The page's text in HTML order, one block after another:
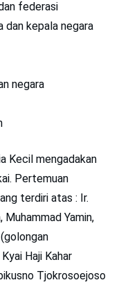
federasi
dan kepala negara
negara
Kecil mengadakan
Pertemuan
terdiri atas : Ir.
Yamin,
Haji Kahar
Tjokrosoejoso